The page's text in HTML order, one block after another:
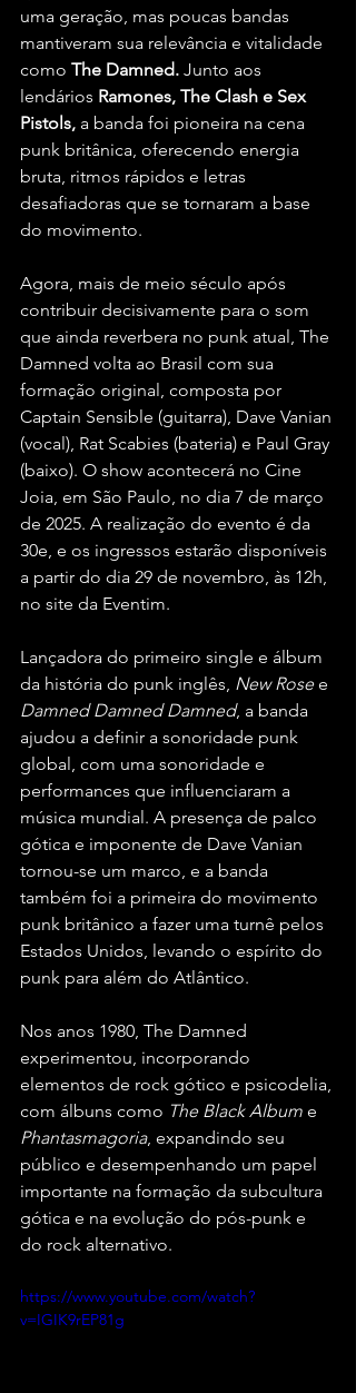
uma geração, mas poucas bandas
mantiveram sua relevância e vitalidade
como The Damned. Junto aos
lendários Ramones, The Clash e Sex
Pistols, a banda foi pioneira na cena
punk britânica, oferecendo energia
bruta, ritmos rápidos e letras
desafiadoras que se tornaram a base
do movimento.
Agora, mais de meio século após
contribuir decisivamente para o som
que ainda reverbera no punk atual, The
Damned volta ao Brasil com sua
formação original, composta por
Captain Sensible (guitarra), Dave Vanian
(vocal), Rat Scabies (bateria) e Paul Gray
(baixo). O show acontecerá no Cine
Joia, em São Paulo, no dia 7 de março
de 2025. A realização do evento é da
30e, e os ingressos estarão disponíveis
a partir do dia 29 de novembro, às 12h,
no site da Eventim.
Lançadora do primeiro single e álbum
da história do punk inglês, New Rose e
Damned Damned Damned, a banda
ajudou a definir a sonoridade punk
global, com uma sonoridade e
performances que influenciaram a
música mundial. A presença de palco
gótica e imponente de Dave Vanian
tornou-se um marco, e a banda
também foi a primeira do movimento
punk britânico a fazer uma turnê pelos
Estados Unidos, levando o espírito do
punk para além do Atlântico.
Nos anos 1980, The Damned
experimentou, incorporando
elementos de rock gótico e psicodelia,
com álbuns como The Black Album e
Phantasmagoria, expandindo seu
público e desempenhando um papel
importante na formação da subcultura
gótica e na evolução do pós-punk e
do rock alternativo.
https://www.youtube.com/watch?
v=IGIK9rEP81g